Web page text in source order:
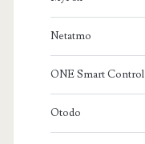
Netatmo
ONE Smart Control
Otodo